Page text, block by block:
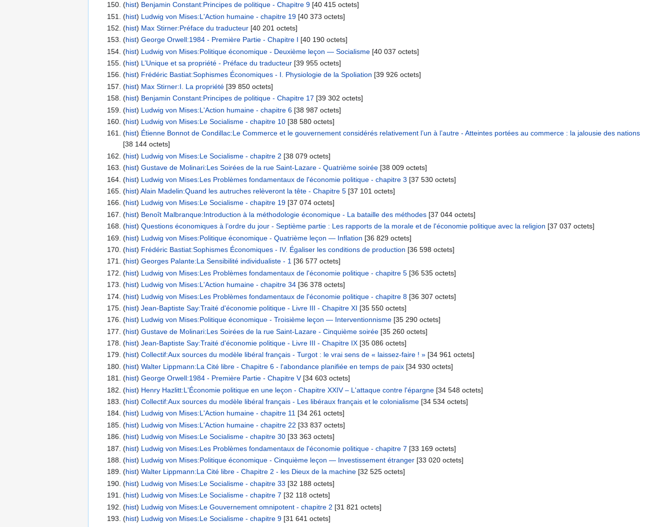
(hist) ‎ Benjamin Constant:Principes de politique - Chapitre 9‎[40 415 octets]
(hist) ‎ Ludwig von Mises:L'Action humaine - chapitre 19‎[40 373 octets]
(hist) ‎ Max Stirner:Préface du traducteur‎[40 201 octets]
(hist) ‎ George Orwell:1984 - Première Partie - Chapitre I ‎[40 190 octets]
(hist) ‎ Ludwig von Mises:Politique économique - Deuxième leçon — Socialisme‎[40 037 octets]
(hist) ‎ L’Unique et sa propriété - Préface du traducteur‎[39 955 octets]
(hist) ‎ Frédéric Bastiat:Sophismes Économiques - I. Physiologie de la Spoliation ‎[39 926 octets]
(hist) ‎ Max Stirner:I. La propriété‎[39 850 octets]
(hist) ‎ Benjamin Constant:Principes de politique - Chapitre 17 ‎[39 302 octets]
(hist) ‎ Ludwig von Mises:L'Action humaine - chapitre 6‎[38 987 octets]
(hist) ‎ Ludwig von Mises:Le Socialisme - chapitre 10‎[38 580 octets]
(hist) ‎ Étienne Bonnot de Condillac:Le Commerce et le gouvernement considérés relativement l’un à l’autre - Atteintes portées au commerce : la jalousie des nations
‎[38 144 octets]
(hist) ‎ Ludwig von Mises:Le Socialisme - chapitre 2 ‎[38 079 octets]
(hist) ‎ Gustave de Molinari:Les Soirées de la rue Saint-Lazare - Quatrième soirée‎[38 009 octets]
(hist) ‎ Ludwig von Mises:Les Problèmes fondamentaux de l'économie politique - chapitre 3 ‎[37 530 octets]
(hist) ‎ Alain Madelin:Quand les autruches relèveront la tête - Chapitre 5‎[37 101 octets]
(hist) ‎ Ludwig von Mises:Le Socialisme - chapitre 19‎[37 074 octets]
(hist) ‎ Benoît Malbranque:Introduction à la méthodologie économique - La bataille des méthodes‎[37 044 octets]
(hist) ‎ Questions économiques à l’ordre du jour - Septième partie : Les rapports de la morale et de l'économie politique avec la religion ‎[37 037 octets]
(hist) ‎ Ludwig von Mises:Politique économique - Quatrième leçon — Inflation ‎[36 829 octets]
(hist) ‎ Frédéric Bastiat:Sophismes Économiques - IV. Égaliser les conditions de production ‎[36 598 octets]
(hist) ‎ Georges Palante:La Sensibilité individualiste - 1‎[36 577 octets]
(hist) ‎ Ludwig von Mises:Les Problèmes fondamentaux de l'économie politique - chapitre 5‎[36 535 octets]
(hist) ‎ Ludwig von Mises:L'Action humaine - chapitre 34‎[36 378 octets]
(hist) ‎ Ludwig von Mises:Les Problèmes fondamentaux de l'économie politique - chapitre 8‎[36 307 octets]
(hist) ‎ Jean-Baptiste Say:Traité d'économie politique - Livre III - Chapitre XI ‎[35 550 octets]
(hist) ‎ Ludwig von Mises:Politique économique - Troisième leçon — Interventionnisme‎[35 290 octets]
(hist) ‎ Gustave de Molinari:Les Soirées de la rue Saint-Lazare - Cinquième soirée‎[35 260 octets]
(hist) ‎ Jean-Baptiste Say:Traité d'économie politique - Livre III - Chapitre IX‎[35 086 octets]
(hist) ‎ Collectif:Aux sources du modèle libéral français - Turgot : le vrai sens de « laissez-faire ! »‎[34 961 octets]
(hist) ‎ Walter Lippmann:La Cité libre - Chapitre 6 - l'abondance planifiée en temps de paix‎[34 930 octets]
(hist) ‎ George Orwell:1984 - Première Partie - Chapitre V‎[34 603 octets]
(hist) ‎ Henry Hazlitt:L'Économie politique en une leçon - Chapitre XXIV – L'attaque contre l'épargne‎[34 548 octets]
(hist) ‎ Collectif:Aux sources du modèle libéral français - Les libéraux français et le colonialisme‎[34 534 octets]
(hist) ‎ Ludwig von Mises:L'Action humaine - chapitre 11‎[34 261 octets]
(hist) ‎ Ludwig von Mises:L'Action humaine - chapitre 22 ‎[33 837 octets]
(hist) ‎ Ludwig von Mises:Le Socialisme - chapitre 30‎[33 363 octets]
(hist) ‎ Ludwig von Mises:Les Problèmes fondamentaux de l'économie politique - chapitre 7 ‎[33 169 octets]
(hist) ‎ Ludwig von Mises:Politique économique - Cinquième leçon — Investissement étranger‎[33 020 octets]
(hist) ‎ Walter Lippmann:La Cité libre - Chapitre 2 - les Dieux de la machine‎[32 525 octets]
(hist) ‎ Ludwig von Mises:Le Socialisme - chapitre 33 ‎[32 188 octets]
(hist) ‎ Ludwig von Mises:Le Socialisme - chapitre 7 ‎[32 118 octets]
(hist) ‎ Ludwig von Mises:Le Gouvernement omnipotent - chapitre 2 ‎[31 821 octets]
(hist) ‎ Ludwig von Mises:Le Socialisme - chapitre 9‎[31 641 octets]